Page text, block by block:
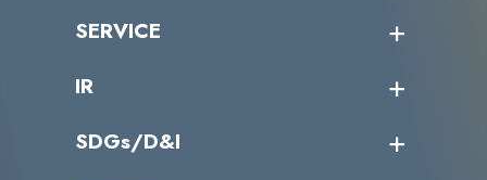
ミッション／ビジョン
パートナー企業一覧
サイバーニュース
SERVICE
カテゴリー別サービス一覧
IR
IRカレンダー
SDGs/D&I